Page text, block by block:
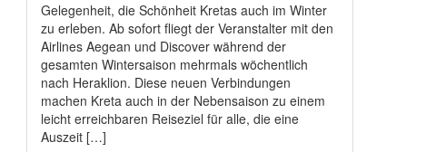
Gelegenheit, die Schönheit Kretas auch im Winter
zu erleben. Ab sofort fliegt der Veranstalter mit den
Airlines Aegean und Discover während der
gesamten Wintersaison mehrmals wöchentlich
nach Heraklion. Diese neuen Verbindungen
machen Kreta auch in der Nebensaison zu einem
leicht erreichbaren Reiseziel für alle, die eine
Auszeit […]